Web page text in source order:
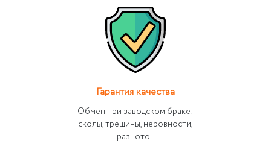
Гарантия качества
Обмен при заводском браке:
сколы, трещины, неровности,
разнотон